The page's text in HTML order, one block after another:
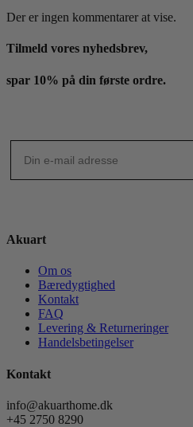
Der er ingen kommentarer at vise.
Tilmeld vores nyhedsbrev,
spar 10% på din første ordre.
Akuart
Om os
Bæredygtighed
Kontakt
FAQ
Levering & Returneringer
Handelsbetingelser
Kontakt
info@akuarthome.dk
+45 2750 8290